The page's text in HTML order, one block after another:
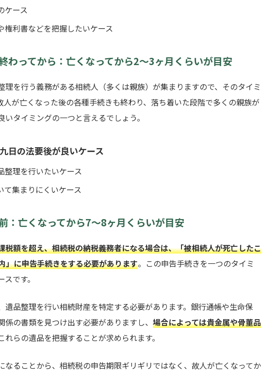
ケース
権利書などを把握したいケース
わってから：亡くなってから2〜3ヶ月くらいが目安
理を行う義務がある相続人（多くは親族）が集まりますので、そのタイミ
人が亡くなった後の各種手続きも終わり、落ち着いた段階で多くの親族が
タイミングの一つと言えるでしょう。
日の法要後が良いケース
整理を行いたいケース
て集まりにくいケース
：亡くなってから7〜8ヶ月くらいが目安
税額を超え、相続税の納税義務者になる場合は、「被相続人が死亡したこ
」に申告手続きをする必要があります。この申告手続きを一つのタイミ
です。
遺品整理を行い相続財産を特定する必要があります。銀行通帳や生命保
の書類を見つけ出す必要がありますし、 場合によっては貴金属や骨董品
れらの遺品を把握することが求められます。
なることから、相続税の申告期限ギリギリではなく、故人が亡くなってか